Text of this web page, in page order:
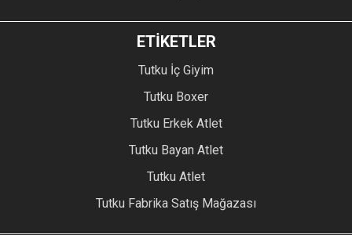
ETİKETLER
Tutku İç Giyim
Tutku Boxer
Tutku Erkek Atlet
Tutku Bayan Atlet
Tutku Atlet
Tutku Fabrika Satış Mağazası